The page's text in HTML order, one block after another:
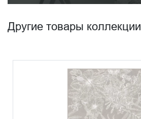
Другие товары коллекции